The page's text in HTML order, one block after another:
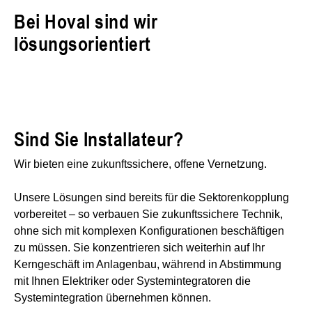
Bei Hoval sind wir
lösungsorientiert
Sind Sie Installateur?
Wir bieten eine zukunftssichere, offene Vernetzung.
Unsere Lösungen sind bereits für die Sektorenkopplung
vorbereitet – so verbauen Sie zukunftssichere Technik,
ohne sich mit komplexen Konfigurationen beschäftigen
zu müssen. Sie konzentrieren sich weiterhin auf Ihr
Kerngeschäft im Anlagenbau, während in Abstimmung
mit Ihnen Elektriker oder Systemintegratoren die
Systemintegration übernehmen können.